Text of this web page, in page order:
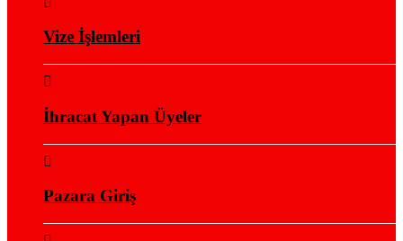
Vize İşlemleri
İhracat Yapan Üyeler
Pazara Giriş